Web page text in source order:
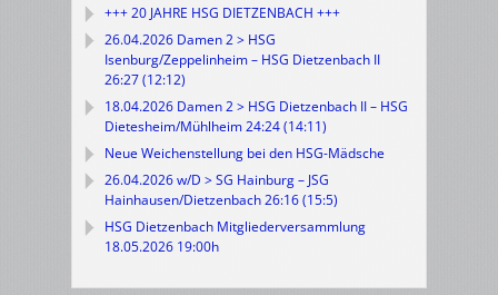
+++ 20 JAHRE HSG DIETZENBACH +++
26.04.2026 Damen 2 > HSG
Isenburg/Zeppelinheim – HSG Dietzenbach II
26:27 (12:12)
18.04.2026 Damen 2 > HSG Dietzenbach II – HSG
Dietesheim/Mühlheim 24:24 (14:11)
Neue Weichenstellung bei den HSG-Mädsche
26.04.2026 w/D > SG Hainburg – JSG
Hainhausen/Dietzenbach 26:16 (15:5)
HSG Dietzenbach Mitgliederversammlung
18.05.2026 19:00h